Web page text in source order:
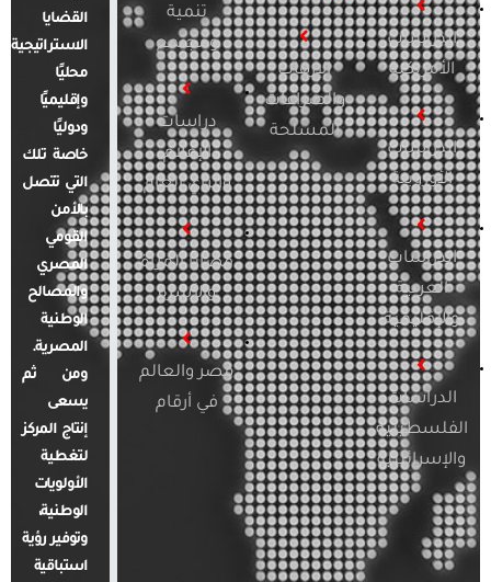
الدراسات
الأمريكية
الدراسات
الأوروبية
الدراسات
العربية
والإقليمية
الدراسات
الفلسطينية
والإسرائيلية
الإرهاب
والصراعات
المسلحة
تنمية
ومجتمع
دراسات
الإعلام
والرأي العام
قضايا المرأة
والأسرة
مصر والعالم
في أرقام
القضايا
الاستراتيجية
محليًا
وإقليميًا
ودوليًا
خاصة تلك
التي تتصل
بالأمن
القومي
المصري
والمصالح
الوطنية
المصرية.
ومن ثم
يسعى
إنتاج المركز
لتغطية
الأولويات
الوطنية،
وتوفير رؤية
استباقية